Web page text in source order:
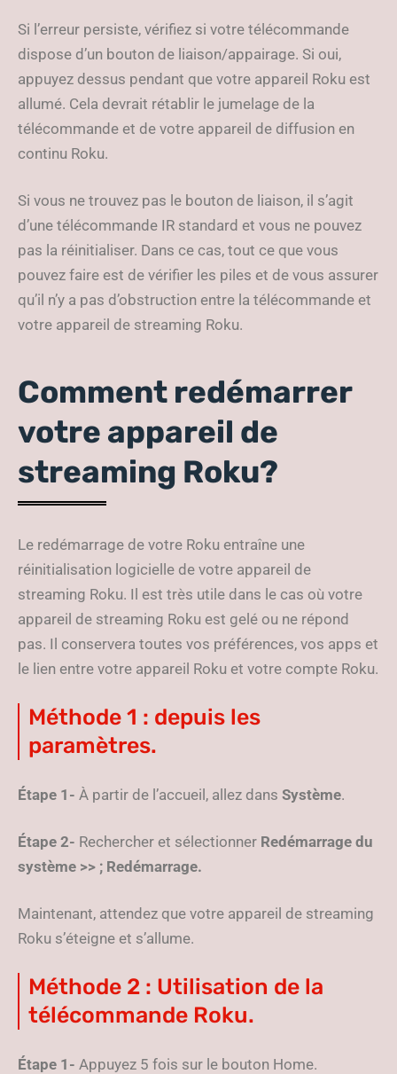
Si l’erreur persiste, vérifiez si votre télécommande
dispose d’un bouton de liaison/appairage. Si oui,
appuyez dessus pendant que votre appareil Roku est
allumé. Cela devrait rétablir le jumelage de la
télécommande et de votre appareil de diffusion en
continu Roku.
Si vous ne trouvez pas le bouton de liaison, il s’agit
d’une télécommande IR standard et vous ne pouvez
pas la réinitialiser. Dans ce cas, tout ce que vous
pouvez faire est de vérifier les piles et de vous assurer
qu’il n’y a pas d’obstruction entre la télécommande et
votre appareil de streaming Roku.
Comment redémarrer
votre appareil de
streaming Roku?
Le redémarrage de votre Roku entraîne une
réinitialisation logicielle de votre appareil de
streaming Roku. Il est très utile dans le cas où votre
appareil de streaming Roku est gelé ou ne répond
pas. Il conservera toutes vos préférences, vos apps et
le lien entre votre appareil Roku et votre compte Roku.
Méthode 1 : depuis les
paramètres.
Étape 1- À partir de l’accueil, allez dans Système.
Étape 2- Rechercher et sélectionner Redémarrage du
système >> ; Redémarrage.
Maintenant, attendez que votre appareil de streaming
Roku s’éteigne et s’allume.
Méthode 2 : Utilisation de la
télécommande Roku.
Étape 1- Appuyez 5 fois sur le bouton Home.